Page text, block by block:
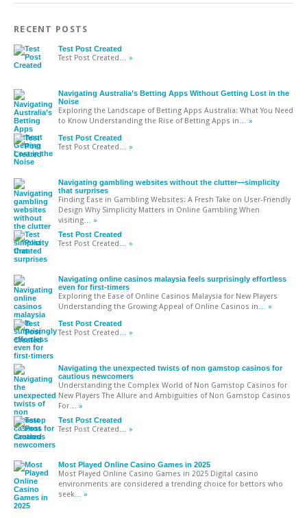
RECENT POSTS
Test Post Created
Test Post Created … »
Navigating Australia’s Betting Apps Without Getting Lost in the
Noise
Exploring the Landscape of Betting Apps Australia: What You Need
to Know Understanding the Rise of Betting Apps in … »
Test Post Created
Test Post Created … »
Navigating gambling websites without the clutter—simplicity
that surprises
Finding Ease in Gambling Websites: A Fresh Take on User-Friendly
Design Why Simplicity Matters in Online Gambling When
visiting … »
Test Post Created
Test Post Created … »
Navigating online casinos malaysia feels surprisingly effortless
even for first-timers
Exploring the Ease of Online Casinos Malaysia for New Players
Understanding the Growing Appeal of Online Casinos in … »
Test Post Created
Test Post Created … »
Navigating the unexpected twists of non gamstop casinos for
cautious newcomers
Understanding the Complex World of Non Gamstop Casinos for
New Players The Allure and Ambiguities of Non Gamstop Casinos
For … »
Test Post Created
Test Post Created … »
Most Played Online Casino Games in 2025
Most Played Online Casino Games in 2025 Digital casino
environments are considered a trending choice for bettors who
seek … »